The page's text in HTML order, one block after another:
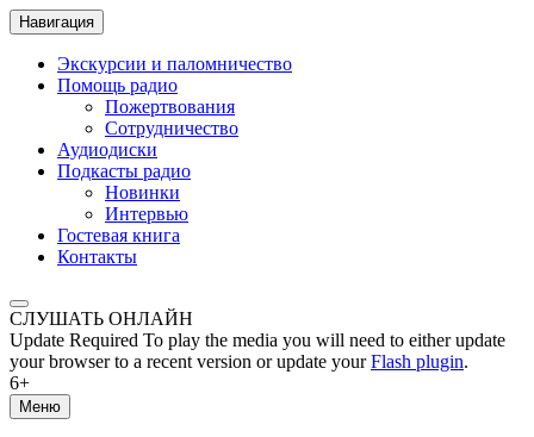
Навигация
Экскурсии и паломничество
Помощь радио
Пожертвования
Сотрудничество
Аудиодиски
Подкасты радио
Новинки
Интервью
Гостевая книга
Контакты
СЛУШАТЬ ОНЛАЙН
Update Required To play the media you will need to either update
your browser to a recent version or update yourFlash plugin.
6+
Меню